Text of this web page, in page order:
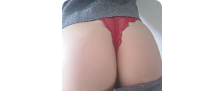
た次回の飲み帰りでのタイミング南とご一緒して
もらえたらいいな🍻💕またたくさんお話できるの
楽しみでいよ～😗💕#チョコレート好き南ゆい